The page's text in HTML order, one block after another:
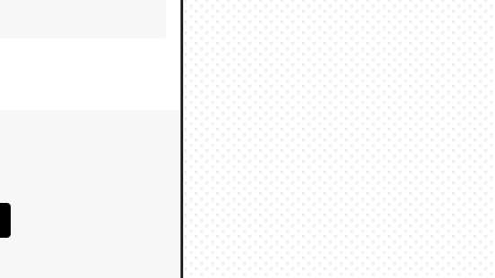
ケーションが劇的に変化し
ケーションが劇的に変化し